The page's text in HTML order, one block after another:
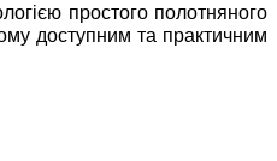
простого полотняного
доступним та практичним